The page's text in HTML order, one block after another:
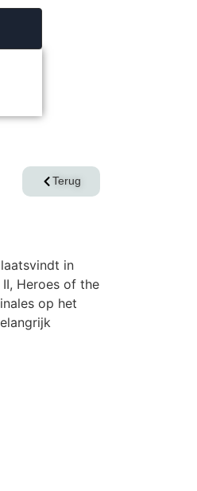
Terug
in
Heroes of the
op het